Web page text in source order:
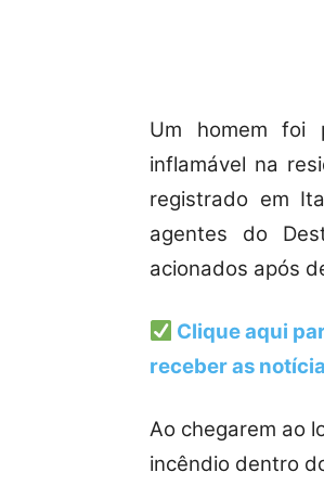
Um homem foi
inflamável na
registrado em
agentes do
acionados após
Clique aqui
receber as
Ao chegarem ao
incêndio dentro